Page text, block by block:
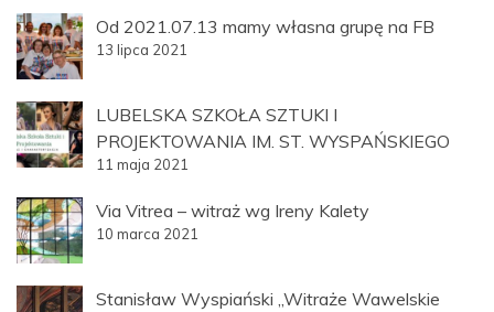
Od 2021.07.13 mamy własna grupę na FB
13 lipca 2021
LUBELSKA SZKOŁA SZTUKI I
PROJEKTOWANIA IM. ST. WYSPAŃSKIEGO
11 maja 2021
Via Vitrea – witraż wg Ireny Kalety
10 marca 2021
Stanisław Wyspiański „Witraże Wawelskie